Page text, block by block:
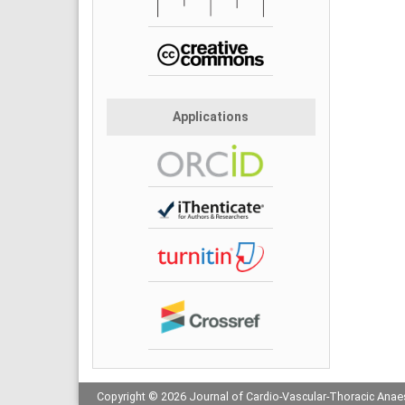
Applications
Copyright © 2026 Journal of Cardio-Vascular-Thoracic